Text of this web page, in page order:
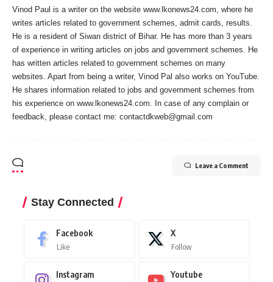
Vinod Paul is a writer on the website www.lkonews24.com, where he
writes articles related to government schemes, admit cards, results.
He is a resident of Siwan district of Bihar. He has more than 3 years
of experience in writing articles on jobs and government schemes. He
has written articles related to government schemes on many
websites. Apart from being a writer, Vinod Pal also works on YouTube.
He shares information related to jobs and government schemes from
his experience on www.lkonews24.com. In case of any complain or
feedback, please contact me: contactdkweb@gmail.com
Leave a Comment
Stay Connected
Facebook
Like
X
Follow
Instagram Youtube